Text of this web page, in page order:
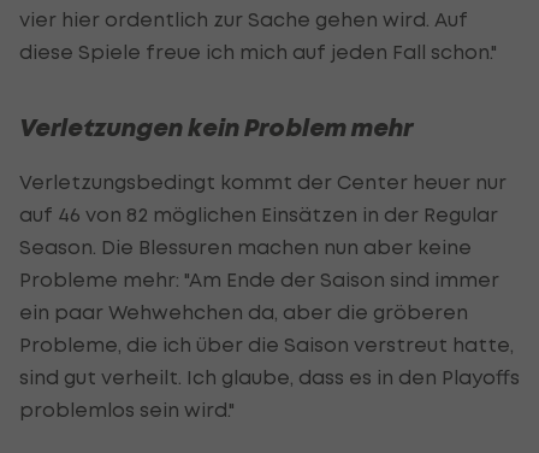
vier hier ordentlich zur Sache gehen wird. Auf
diese Spiele freue ich mich auf jeden Fall schon."
Verletzungen kein Problem mehr
Verletzungsbedingt kommt der Center heuer nur
auf 46 von 82 möglichen Einsätzen in der Regular
Season. Die Blessuren machen nun aber keine
Probleme mehr: "Am Ende der Saison sind immer
ein paar Wehwehchen da, aber die gröberen
Probleme, die ich über die Saison verstreut hatte,
sind gut verheilt. Ich glaube, dass es in den Playoffs
problemlos sein wird."